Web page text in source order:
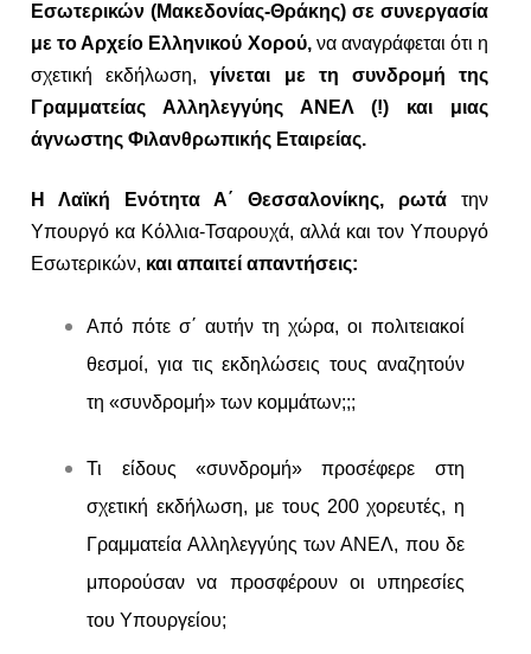
Εσωτερικών (Μακεδονίας-Θράκης) σε συνεργασία
με το Αρχείο Ελληνικού Χορού, να αναγράφεται ότι η
σχετική εκδήλωση,γίνεται με τη συνδρομή της
Γραμματείας Αλληλεγγύης ΑΝΕΛ (!) και μιας
άγνωστης Φιλανθρωπικής Εταιρείας.
Η Λαϊκή Ενότητα Α΄ Θεσσαλονίκης, ρωτά την
Υπουργό κα Κόλλια-Τσαρουχά, αλλά και τον Υπουργό
Εσωτερικών, και απαιτεί απαντήσεις:
Από πότε σ΄ αυτήν τη χώρα, οι πολιτειακοί
θεσμοί, για τις εκδηλώσεις τους αναζητούν
τη «συνδρομή» των κομμάτων;;;
Τι είδους «συνδρομή» προσέφερε στη
σχετική εκδήλωση, με τους 200 χορευτές, η
Γραμματεία Αλληλεγγύης των ΑΝΕΛ, που δε
μπορούσαν να προσφέρουν οι υπηρεσίες
του Υπουργείου;